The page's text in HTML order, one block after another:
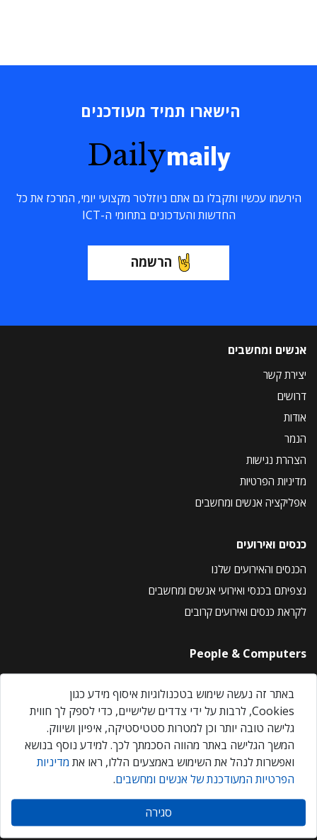
הישארו תמיד מעודכנים
Dailymaily
הירשמו עכשיו ותקבלו גם אתם ניוזלטר מקצועי יומי, המרכז את כל
החדשות והעדכונים בתחומי ה-ICT
הרשמה
אנשים ומחשבים
יצירת קשר
דרושים
אודות
הנמר
הצהרת נגישות
מדיניות הפרטיות
אפליקציה אנשים ומחשבים
כנסים ואירועים
הכנסים והאירועים שלנו
נצפיתם בכנסי ואירועי אנשים ומחשבים
לקראת כנסים ואירועים קרובים
People & Computers
About Us
Privacy Policy
Contact Us
Our Events
אנשים ומחשבים © 2026 – כל הזכויות שמורות
באתר זה נעשה שימוש בטכנולוגיות איסוף מידע כגון
Cookies, לרבות על ידי צדדים שלישיים, כדי לספק לך חווית
גלישה טובה יותר וכן למטרות סטטיסטיקה, איפיון ושיווק.
המשך הגלישה באתר מהווה הסכמתך לכך. למידע נוסף בנושא
ואפשרות לנהל את השימוש באמצעים הללו, ראו את מדיניות
הפרטיות המעודכנת של אנשים ומחשבים.
סגירה